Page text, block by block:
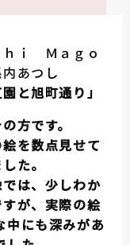
ｈｉ Ｍａｇｏ
あつし
と旭町通り」
方です。
を数点見せて
た。
は、少しわか
が、実際の絵
中にも深みがあ